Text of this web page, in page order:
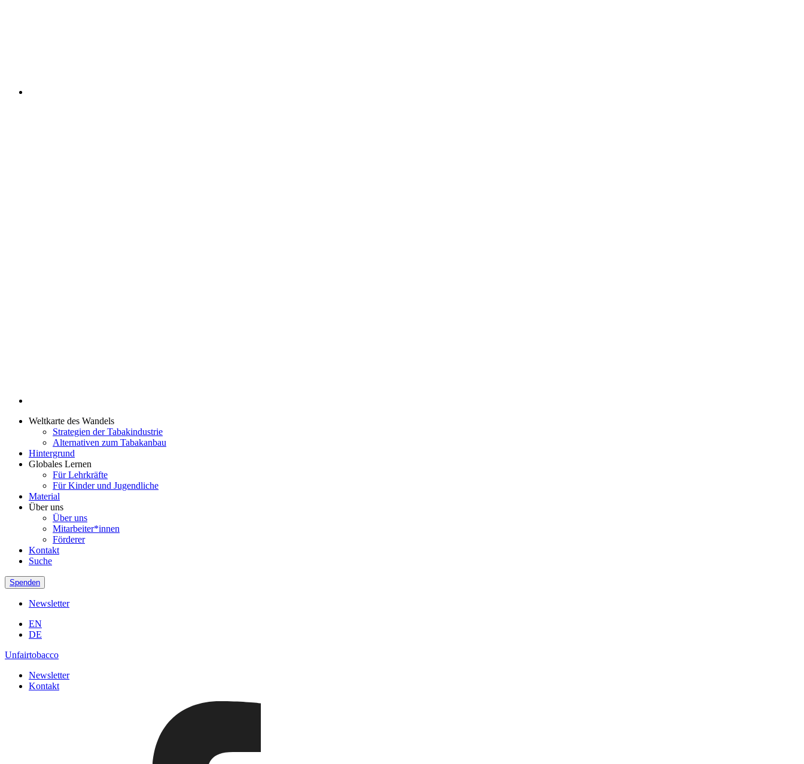
Weltkarte des Wandels
Strategien der Tabakindustrie
Alternativen zum Tabakanbau
Hintergrund
Globales Lernen
Für Lehrkräfte
Für Kinder und Jugendliche
Material
Über uns
Über uns
Mitarbeiter*innen
Förderer
Kontakt
Suche
Spenden
Newsletter
EN
DE
Unfairtobacco
Newsletter
Kontakt